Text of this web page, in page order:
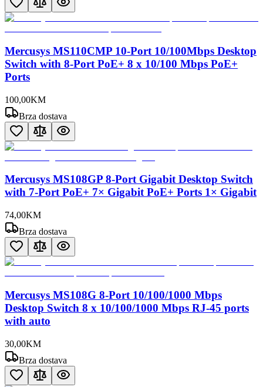
Mercusys MS110CMP 10-Port 10/100Mbps Desktop
Switch with 8-Port PoE+ 8 x 10/100 Mbps PoE+
Ports
100,00KM
Brza dostava
Mercusys MS108GP 8-Port Gigabit Desktop Switch
with 7-Port PoE+ 7× Gigabit PoE+ Ports 1× Gigabit
74,00KM
Brza dostava
Mercusys MS108G 8-Port 10/100/1000 Mbps
Desktop Switch 8 x 10/100/1000 Mbps RJ-45 ports
with auto
30,00KM
Brza dostava